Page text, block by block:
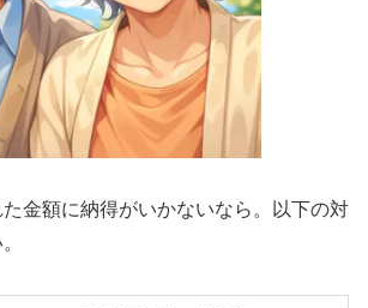
金額に納得がいかないなら。以下の対